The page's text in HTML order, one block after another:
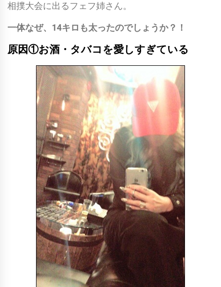
相撲大会に出るフェフ姉さん。
一体なぜ、14キロも太ったのでしょうか？！
原因①お酒・タバコを愛しすぎている